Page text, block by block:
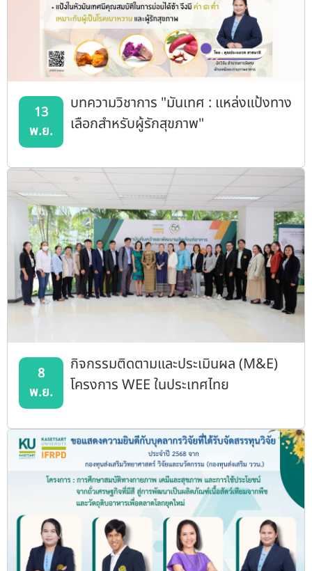
13
พ.ย.
บทความวิชาการ "มันเทศ : แหล่งแป้งทาง
เลือกสำหรับผู้รักสุขภาพ"
8
พ.ย.
กิจกรรมติดตามและประเมินผล (M&E)
โครงการ WEE ในประเทศไทย